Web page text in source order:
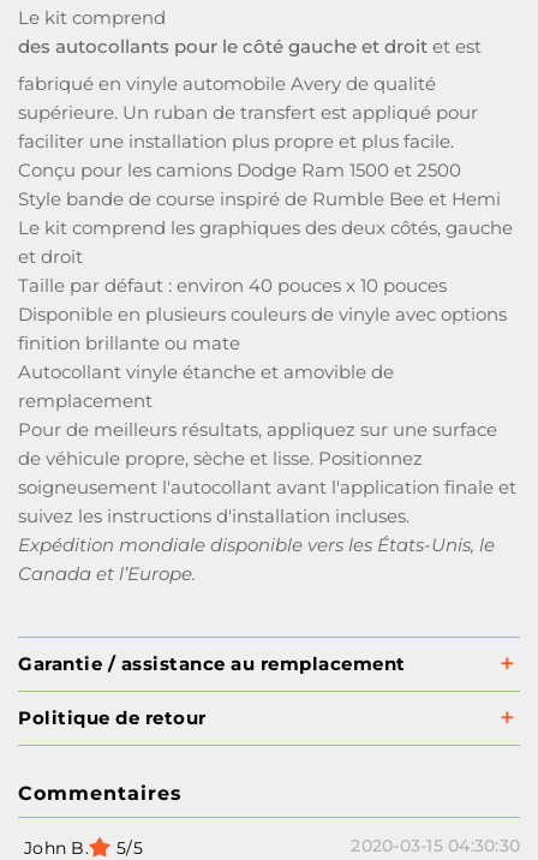
Le kit comprend
des autocollants pour le côté gauche et droit et est
fabriqué en vinyle automobile Avery de qualité
supérieure. Un ruban de transfert est appliqué pour
faciliter une installation plus propre et plus facile.
Conçu pour les camions Dodge Ram 1500 et 2500
Style bande de course inspiré de Rumble Bee et Hemi
Le kit comprend les graphiques des deux côtés, gauche
et droit
Taille par défaut : environ 40 pouces x 10 pouces
Disponible en plusieurs couleurs de vinyle avec options
finition brillante ou mate
Autocollant vinyle étanche et amovible de
remplacement
Pour de meilleurs résultats, appliquez sur une surface
de véhicule propre, sèche et lisse. Positionnez
soigneusement l'autocollant avant l'application finale et
suivez les instructions d'installation incluses.
Expédition mondiale disponible vers les États-Unis, le
Canada et l’Europe.
Garantie / assistance au remplacement
Politique de retour
Commentaires
John B. 5/5 2020-03-15 04:30:30